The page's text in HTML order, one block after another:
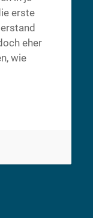
erste
eher
wie